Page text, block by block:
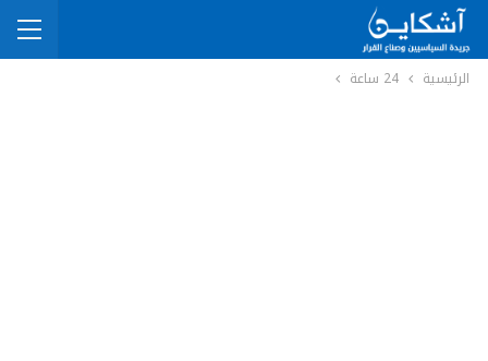
الرئيسية 24 ساعة